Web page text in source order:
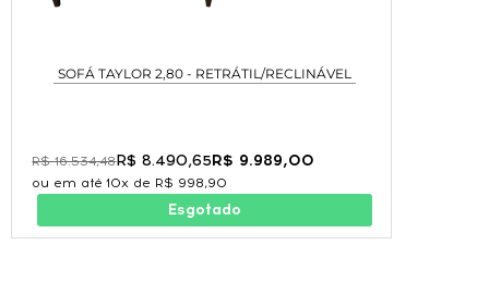
Nota*
SOFÁ TAYLOR 2,80 - RETRÁTIL/RECLINÁVEL
R$ 16.534,48R$ 8.490,65R$ 9.989,00
10x de R$ 998,90
Esgotado